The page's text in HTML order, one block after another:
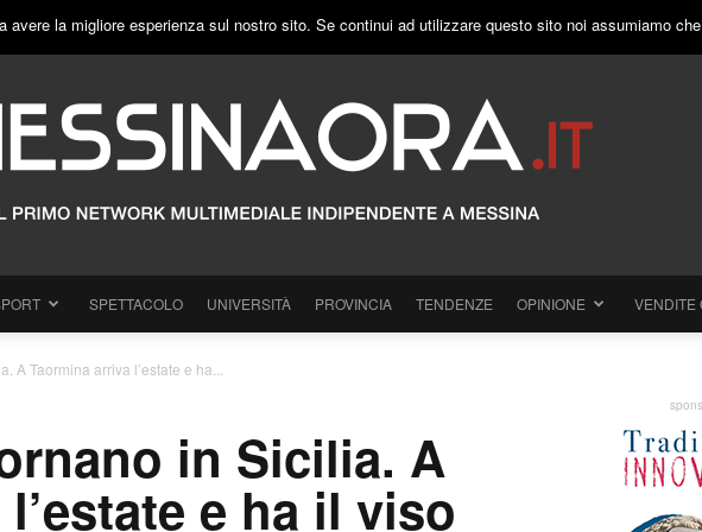
SPETTACOLO UNIVERSITÀ PROVINCIA TENDENZE OPINIONE VENDITE
A Taormina arriva l’estate e ha...
in Sicilia. A
e ha il viso
la migliore esperienza sul nostro sito. Se continui ad utilizzare questo sito noi assumiamo